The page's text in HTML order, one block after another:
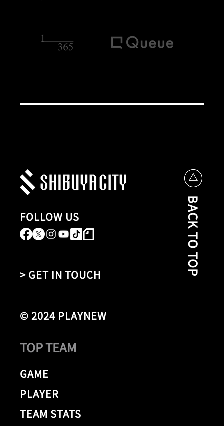
FOLLOW US
> GET IN TOUCH
© 2024 PLAYNEW
TOP TEAM
GAME
PLAYER
TEAM STATS
BACK TO TOP